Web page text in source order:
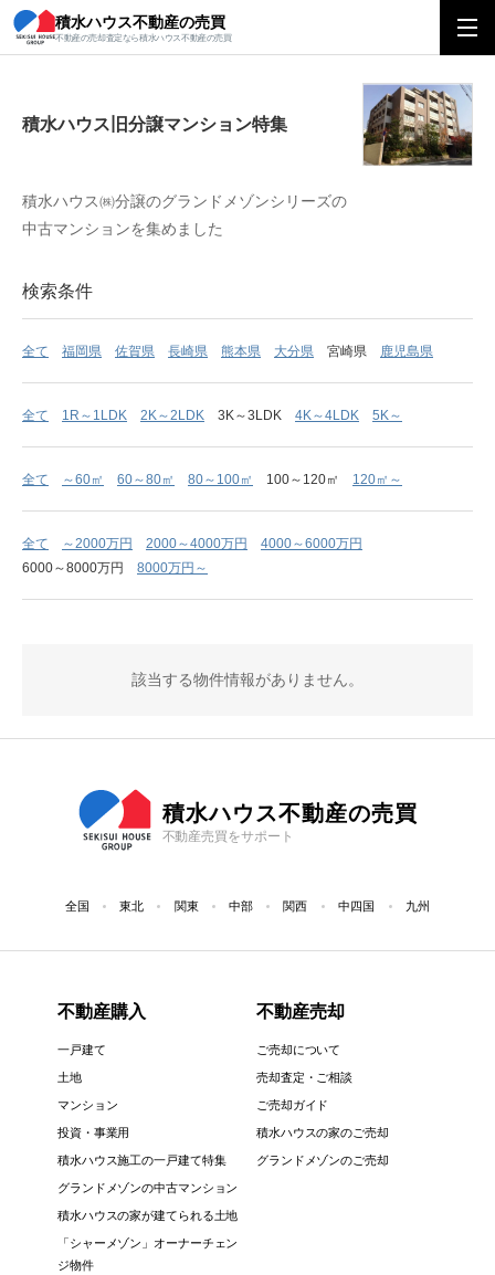
積水ハウス不動産の売買
不動産の売却査定なら積水ハウス不動産の売買
積水ハウス旧分譲マンション特集
積水ハウス旧分譲マンション特集
積水ハウス㈱分譲のグランドメゾンシリーズの
中古マンションを集めました
検索条件
全て 福岡県 佐賀県 長崎県 熊本県 大分県 宮崎県 鹿児島県
全て 1R～1LDK 2K～2LDK 3K～3LDK 4K～4LDK 5K～
全て ～60㎡ 60～80㎡ 80～100㎡ 100～120㎡ 120㎡～
全て ～2000万円 2000～4000万円
4000～6000万円
6000～8000万円
8000万円～
該当する物件情報がありません。
積水ハウス不動産の売買
不動産売買をサポート
全国 東北 関東 中部 関西 中四国 九州
不動産購入
一戸建て
土地
マンション
投資・事業用
積水ハウス施工の一戸建て特集
グランドメゾンの中古マンション
積水ハウスの家が建てられる土地
「シャーメゾン」オーナーチェン
ジ物件
不動産売却
ご売却について
売却査定・ご相談
ご売却ガイド
積水ハウスの家のご売却
グランドメゾンのご売却